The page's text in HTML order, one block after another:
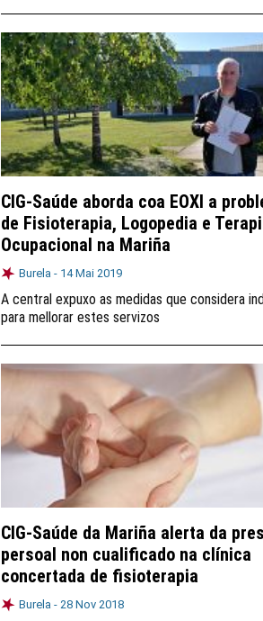
CIG-Saúde aborda coa EOXI a
de Fisioterapia, Logopedia e
Ocupacional na Mariña
Burela - 14 Mai 2019
A central expuxo as medidas que considera
para mellorar estes servizos
CIG-Saúde da Mariña alerta da
persoal non cualificado na clínica
concertada de fisioterapia
Burela - 28 Nov 2018